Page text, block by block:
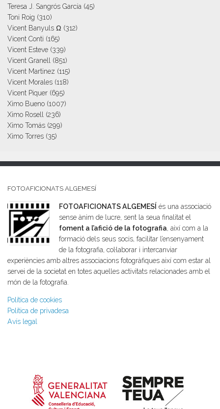
Teresa J. Sangrós García (45)
Toni Roig (310)
Vicent Banyuls Ω (312)
Vicent Conti (165)
Vicent Esteve (339)
Vicent Granell
(851)
Vicent Martinez (115)
Vicent Morales (118)
Vicent Piquer (695)
Ximo Bueno (1007)
Ximo Rosell
(236)
Ximo Tomás (299)
Ximo Torres (35)
FOTOAFICIONATS ALGEMESÍ
FOTOAFICIONATS ALGEMESÍ és una associació
sense ànim de lucre, sent la seua finalitat el
foment a l’afició de la fotografia, així com a la
formació dels seus socis, facilitar l’ensenyament
de la fotografia, col·laborar i intercanviar
experiències amb altres associacions fotogràfiques així com estar al
servei de la societat en totes aquelles activitats relacionades amb el
món de la fotografia.
Política de cookies
Política de privadesa
Avís legal